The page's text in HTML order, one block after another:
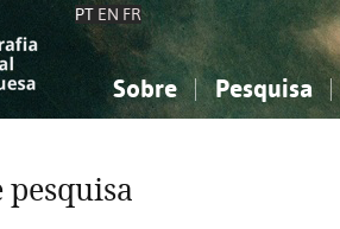
PT EN FR
Sobre Pesquisa
Ciências sociais...
Ciências sociais...
pesquisa